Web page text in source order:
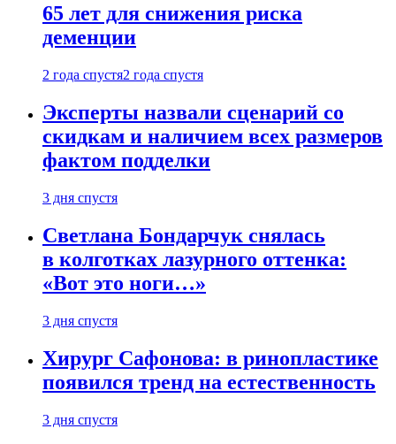
65 лет для снижения риска
деменции
2 года спустя2 года спустя
Эксперты назвали сценарий со
скидкам и наличием всех размеров
фактом подделки
3 дня спустя
Светлана Бондарчук снялась
в колготках лазурного оттенка:
«Вот это ноги…»
3 дня спустя
Хирург Сафонова: в ринопластике
появился тренд на естественность
3 дня спустя